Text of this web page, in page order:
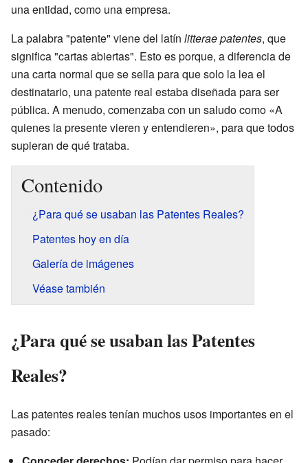
una entidad, como una empresa.
La palabra "patente" viene del latín litterae patentes, que
significa "cartas abiertas". Esto es porque, a diferencia de
una carta normal que se sella para que solo la lea el
destinatario, una patente real estaba diseñada para ser
pública. A menudo, comenzaba con un saludo como «A
quienes la presente vieren y entendieren», para que todos
supieran de qué trataba.
Contenido
¿Para qué se usaban las Patentes Reales?
Patentes hoy en día
Galería de imágenes
Véase también
¿Para qué se usaban las Patentes
Reales?
Las patentes reales tenían muchos usos importantes en el
pasado: